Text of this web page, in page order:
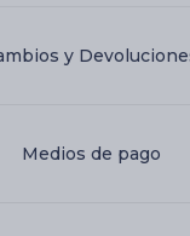
y
Medios de pago